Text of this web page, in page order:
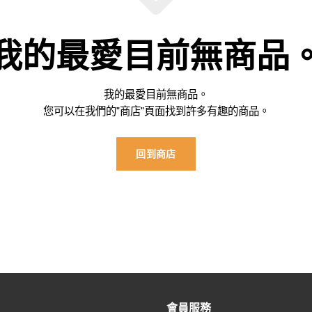
的最愛目前無商品
我的最愛目前無商品。
您可以在我們的"商店"頁面找到許多有趣的商品。
回到商店
會員服務